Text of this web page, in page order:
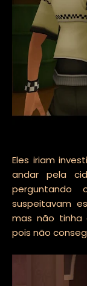
Eles iriam
andar pela
suspeitavam
mas não tinha
pois não